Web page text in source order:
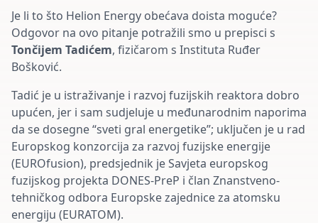
Je li to što Helion Energy obećava doista moguće?
Odgovor na ovo pitanje potražili smo u prepisci s
Tončijem Tadićem, fizičarom s Instituta Ruđer
Bošković.
Tadić je u istraživanje i razvoj fuzijskih reaktora dobro
upućen, jer i sam sudjeluje u međunarodnim naporima
da se dosegne “sveti gral energetike”; uključen je u rad
Europskog konzorcija za razvoj fuzijske energije
(EUROfusion), predsjednik je Savjeta europskog
fuzijskog projekta DONES-PreP i član Znanstveno-
tehničkog odbora Europske zajednice za atomsku
energiju (EURATOM).